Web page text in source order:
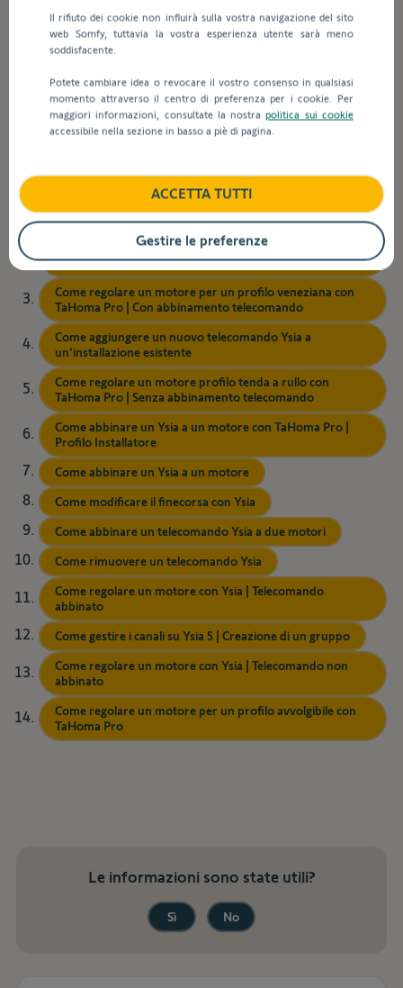
valori
ricerca,
vengono
visualizzati
dei
suggerimenti
per
facilitare
la
selezione.
Installazione e impostazioni
Tutorial programmazione motori
Come configurare le impostazioni TaHoma Pro | Profilo
costruttore
Come configurare i parametri avanzati del motore per un
profilo veneziana
Come regolare un motore per un profilo veneziana con
TaHoma Pro | Con abbinamento telecomando
Come aggiungere un nuovo telecomando Ysia a
un'installazione esistente
Come regolare un motore profilo tenda a rullo con
TaHoma Pro | Senza abbinamento telecomando
Come abbinare un Ysia a un motore con TaHoma Pro |
Profilo Installatore
Come abbinare un Ysia a un motore
Come modificare il finecorsa con Ysia
Come abbinare un telecomando Ysia a due motori
Come rimuovere un telecomando Ysia
Come regolare un motore con Ysia | Telecomando
abbinato
Come gestire i canali su Ysia 5 | Creazione di un gruppo
Come regolare un motore con Ysia | Telecomando non
abbinato
Come regolare un motore per un profilo avvolgibile con
TaHoma Pro
Le informazioni sono state utili?
Sì No
Il rifiuto dei cookie non influirà sulla vostra navigazione del sito
web Somfy, tuttavia la vostra esperienza utente sarà meno
soddisfacente.
Potete cambiare idea o revocare il vostro consenso in qualsiasi
momento attraverso il centro di preferenza per i cookie. Per
maggiori informazioni, consultate la nostrapolitica sui cookie
accessibile nella sezione in basso a piè di pagina.
ACCETTA TUTTI
Gestire le preferenze